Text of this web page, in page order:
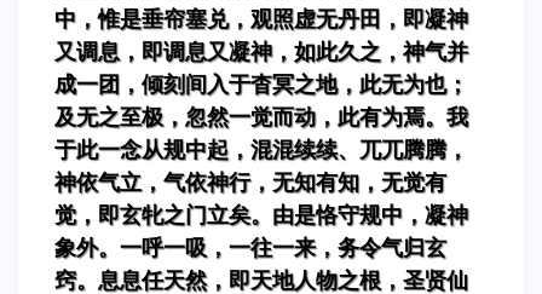
中，惟是垂帘塞兑，观照虚无丹田，即凝神
又调息，即调息又凝神，如此久之，神气并
成一团，倾刻间入于杳冥之地，此无为也；
及无之至极，忽然一觉而动，此有为焉。我
于此一念从规中起，混混续续、兀兀腾腾，
神依气立，气依神行，无知有知，无觉有
觉，即玄牝之门立矣。由是恪守规中，凝神
象外。一呼一吸，一往一来，务令气归玄
窍。息息任天然，即天地人物之根，圣贤仙